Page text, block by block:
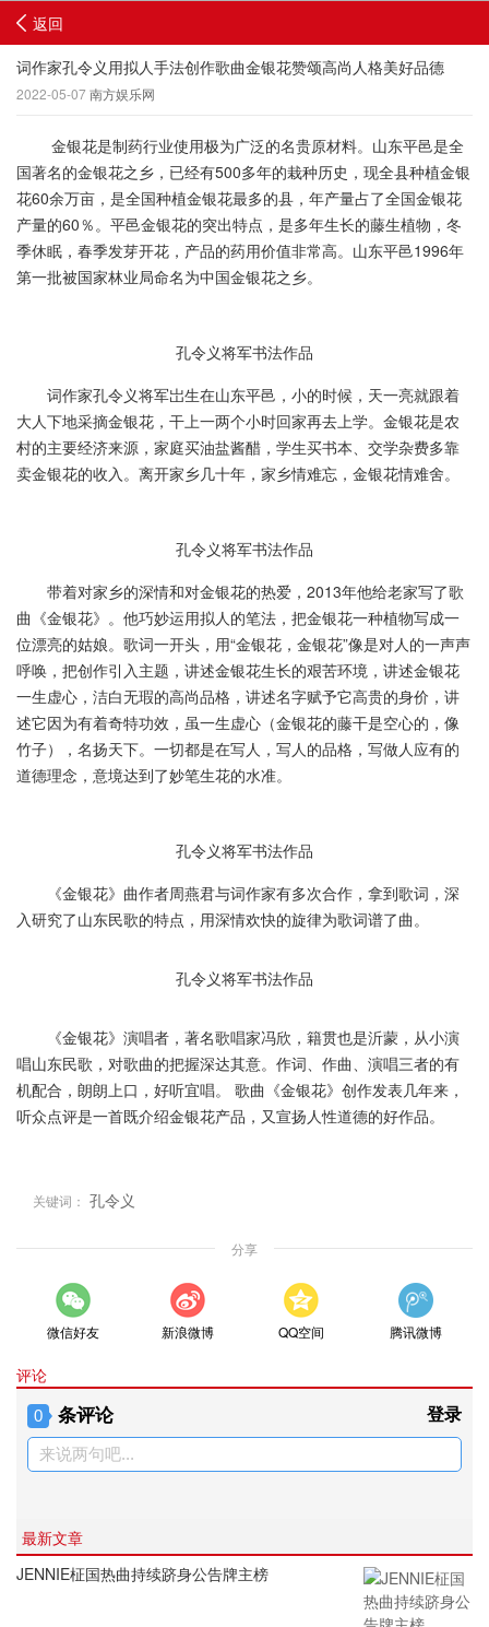
返回
词作家孔令义用拟人手法创作歌曲金银花赞颂高尚人格美好品德
2022-05-07南方娱乐网
金银花是制药行业使用极为广泛的名贵原材料。山东平邑是全
国著名的金银花之乡，已经有500多年的栽种历史，现全县种植金银
花60余万亩，是全国种植金银花最多的县，年产量占了全国金银花
产量的60％。平邑金银花的突出特点，是多年生长的藤生植物，冬
季休眠，春季发芽开花，产品的药用价值非常高。山东平邑1996年
第一批被国家林业局命名为中国金银花之乡。
孔令义将军书法作品
词作家孔令义将军岀生在山东平邑，小的时候，天一亮就跟着
大人下地采摘金银花，干上一两个小时回家再去上学。金银花是农
村的主要经济来源，家庭买油盐酱醋，学生买书本、交学杂费多靠
卖金银花的收入。离开家乡几十年，家乡情难忘，金银花情难舍。
孔令义将军书法作品
带着对家乡的深情和对金银花的热爱，2013年他给老家写了歌
曲《金银花》。他巧妙运用拟人的笔法，把金银花一种植物写成一
位漂亮的姑娘。歌词一开头，用“金银花，金银花”像是对人的一声声
呼唤，把创作引入主题，讲述金银花生长的艰苦环境，讲述金银花
一生虚心，洁白无瑕的高尚品格，讲述名字赋予它高贵的身价，讲
述它因为有着奇特功效，虽一生虚心（金银花的藤干是空心的，像
竹子），名扬天下。一切都是在写人，写人的品格，写做人应有的
道德理念，意境达到了妙笔生花的水准。
孔令义将军书法作品
《金银花》曲作者周燕君与词作家有多次合作，拿到歌词，深
入研究了山东民歌的特点，用深情欢快的旋律为歌词谱了曲。
孔令义将军书法作品
《金银花》演唱者，著名歌唱家冯欣，籍贯也是沂蒙，从小演
唱山东民歌，对歌曲的把握深达其意。作词、作曲、演唱三者的有
机配合，朗朗上口，好听宜唱。 歌曲《金银花》创作发表几年来，
听众点评是一首既介绍金银花产品，又宣扬人性道德的好作品。
关键词： 孔令义
分享
微信好友 新浪微博 QQ空间 腾讯微博
评论
0 条评论 登录
来说两句吧...
最新文章
JENNIE柾国热曲持续跻身公告牌主榜